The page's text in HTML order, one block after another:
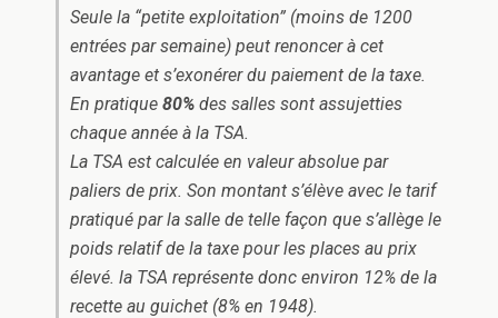
Seule la “petite exploitation” (moins de 1200
entrées par semaine) peut renoncer à cet
avantage et s’exonérer du paiement de la taxe.
En pratique 80% des salles sont assujetties
chaque année à la TSA.
La TSA est calculée en valeur absolue par
paliers de prix. Son montant s’élève avec le tarif
pratiqué par la salle de telle façon que s’allège le
poids relatif de la taxe pour les places au prix
élevé. la TSA représente donc environ 12% de la
recette au guichet (8% en 1948).